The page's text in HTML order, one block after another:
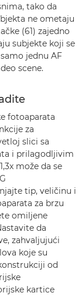
tako da
ne ometaju
(61) zajedno
subjekte koji se
jednu AF
scene.
fotoaparata
za
slici sa
i prilagodljivim
može da se
tip, veličinu i
za brzu
omiljene
da
zahvaljujući
koje su
od
kartice